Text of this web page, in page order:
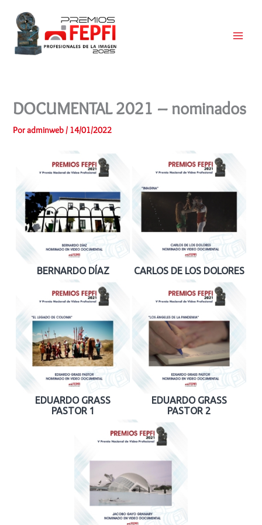
contenido
DOCUMENTAL 2021 – nominados
Poradminweb / 14/01/2022
BERNARDO DÍAZ CARLOS DE LOS DOLORES
EDUARDO GRASS
PASTOR 1
EDUARDO GRASS
PASTOR 2